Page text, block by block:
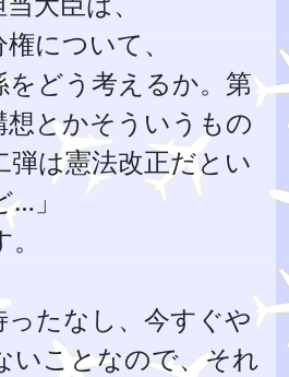
について、
をどう考えるか。第
想とかそういうもの
弾は憲法改正だとい
」
ったなし、今すぐや
いことなので、それ